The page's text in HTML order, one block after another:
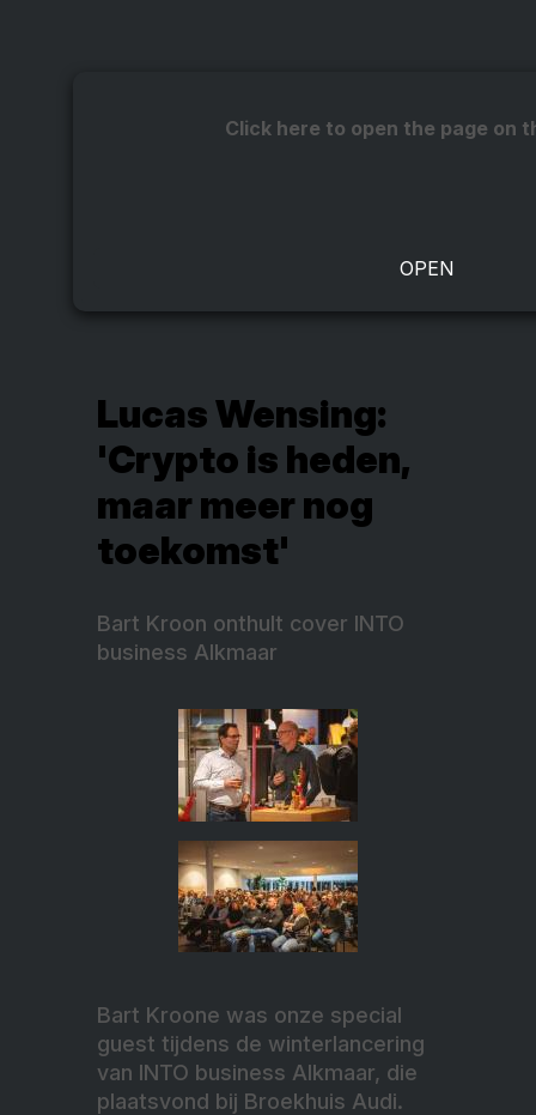
Click here to open the page on
Lucas Wensing:
'Crypto is heden,
maar meer nog
toekomst'
Bart Kroon onthult cover INTO
business Alkmaar
Bart Kroone was onze special
guest tijdens de winterlancering
van INTO business Alkmaar, die
plaatsvond bij Broekhuis Audi.